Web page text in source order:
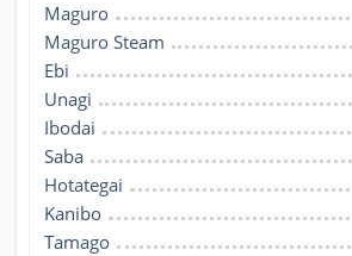
Maguro
Maguro Steam
Ebi
Unagi
Ibodai
Saba
Hotategai
Kanibo
Tamago